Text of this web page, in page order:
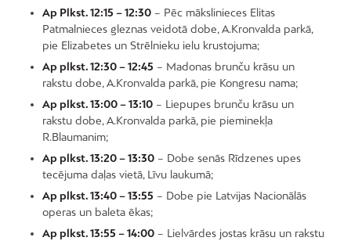
Ap Plkst. 12:15 – 12:30– Pēc mākslinieces Elitas
Patmalnieces gleznas veidotā dobe, A.Kronvalda parkā,
pie Elizabetes un Strēlnieku ielu krustojuma;
Ap plkst. 12:30 – 12:45 – Madonas brunču krāsu un
rakstu dobe, A.Kronvalda parkā, pie Kongresu nama;
Ap plkst. 13:00 – 13:10– Liepupes brunču krāsu un
rakstu dobe, A.Kronvalda parkā, pie pieminekļa
R.Blaumanim;
Ap plkst. 13:20 – 13:30– Dobe senās Rīdzenes upes
tecējuma daļas vietā, Līvu laukumā;
Ap plkst. 13:40 – 13:55 – Dobe pie Latvijas Nacionālās
operas un baleta ēkas;
Ap plkst. 13:55 – 14:00– Lielvārdes jostas krāsu un rakstu